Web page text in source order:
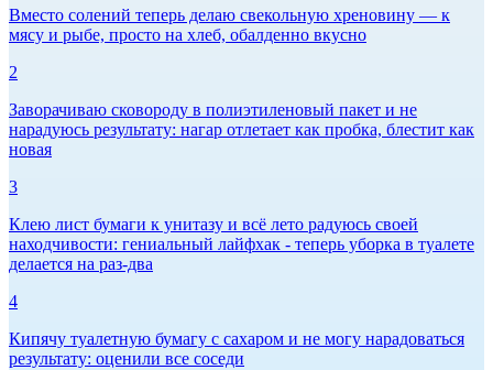
Вместо солений теперь делаю свекольную хреновину — к
мясу и рыбе, просто на хлеб, обалденно вкусно
2
Заворачиваю сковороду в полиэтиленовый пакет и не
нарадуюсь результату: нагар отлетает как пробка, блестит как
новая
3
Клею лист бумаги к унитазу и всё лето радуюсь своей
находчивости: гениальный лайфхак - теперь уборка в туалете
делается на раз-два
4
Кипячу туалетную бумагу с сахаром и не могу нарадоваться
результату: оценили все соседи